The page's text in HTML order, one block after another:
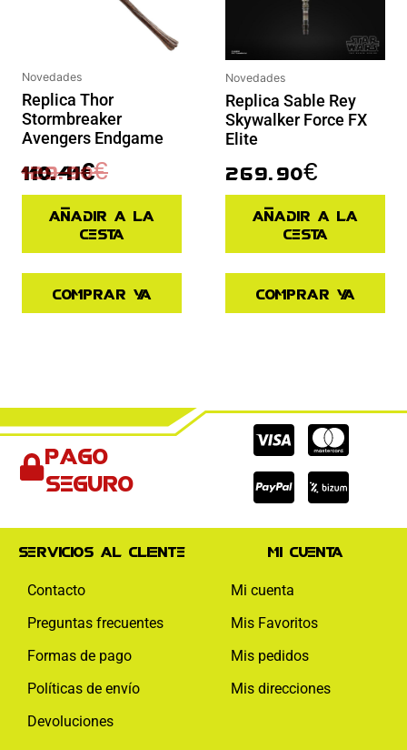
Novedades
Replica Thor
Stormbreaker
Avengers Endgame
129.90€
110.41€
Añadir a la
cesta
Comprar ya
Novedades
Replica Sable Rey
Skywalker Force FX
Elite
269.90€
Añadir a la
cesta
Comprar ya
Pago
seguro
Cc-
visa
Cc-
Cc-
paypal
Servicios al cliente
Contacto
Preguntas frecuentes
Formas de pago
Políticas de envío
Devoluciones
Mi cuenta
Mi cuenta
Mis Favoritos
Mis pedidos
Mis direcciones